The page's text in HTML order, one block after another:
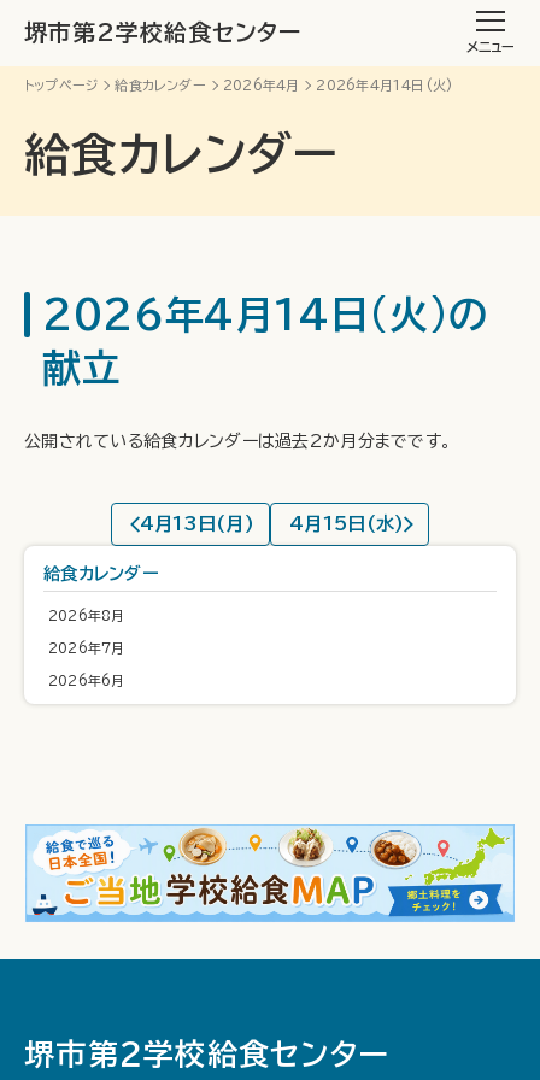
堺市第2学校給食センター
メニュー
トップページ 給食カレンダー 2026年4月 2026年4月14日(火)
給食カレンダー
2026年4月14日(火)の
献立
公開されている給食カレンダーは過去2か月分までです。
4月13日(月) 4月15日(水)
給食カレンダー
2026年8月
2026年7月
2026年6月
堺市第２学校給食センター